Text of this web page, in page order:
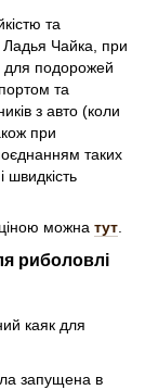
та
Ладья Чайка, при
для подорожей
та
з авто (коли
при
таких
швидкість
можна тут
риболовлі
запущена в